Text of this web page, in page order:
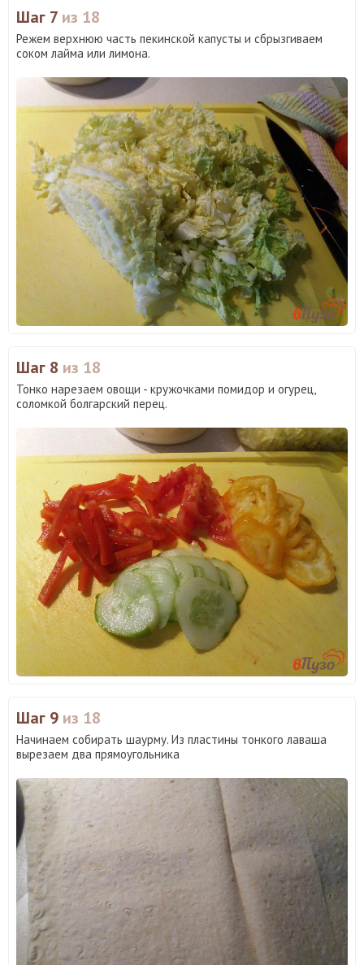
Шаг 7 из 18
Режем верхнюю часть пекинской капусты и сбрызгиваем
соком лайма или лимона.
Шаг 8 из 18
Тонко нарезаем овощи - кружочками помидор и огурец,
соломкой болгарский перец.
Шаг 9 из 18
Начинаем собирать шаурму. Из пластины тонкого лаваша
вырезаем два прямоугольника